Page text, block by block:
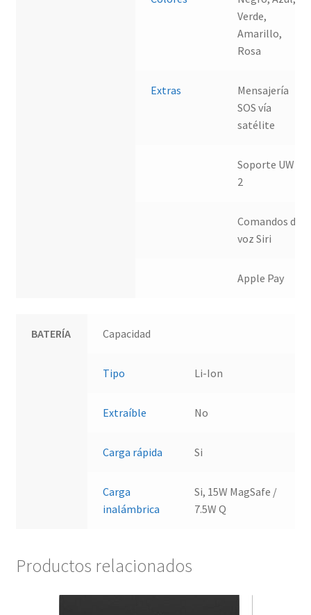
Verde,
Amarillo,
Rosa
Extras
Mensajería
SOS vía
satélite
Soporte UWB
2
Comandos de
voz Siri
Apple Pay
BATERÍA Capacidad
Tipo Li-Ion
Extraíble No
Carga rápida Si
Carga
inalámbrica
Si, 15W MagSafe /
7.5W Q
Productos relacionados